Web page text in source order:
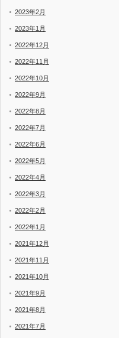
2023年2月
2023年1月
2022年12月
2022年11月
2022年10月
2022年9月
2022年8月
2022年7月
2022年6月
2022年5月
2022年4月
2022年3月
2022年2月
2022年1月
2021年12月
2021年11月
2021年10月
2021年9月
2021年8月
2021年7月